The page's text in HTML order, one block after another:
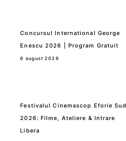
Concursul International George
Enescu 2026 | Program Gratuit
6 august 2026
Festivalul Cinemascop Eforie Sud
2026: Filme, Ateliere & Intrare
Libera